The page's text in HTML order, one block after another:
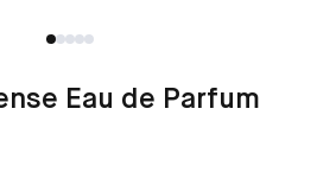
Eau de Parfum